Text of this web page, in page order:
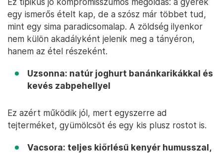
egy ismerős ételt kap, de a szósz már többet tud,
mint egy sima paradicsomalap. A zöldség ilyenkor
nem külön akadályként jelenik meg a tányéron,
hanem az étel részeként.
Uzsonna: natúr joghurt banánkarikákkal és
kevés zabpehellyel
Ez azért működik jól, mert egyszerre ad
tejterméket, gyümölcsöt és egy kis plusz rostot is.
Vacsora: teljes kiőrlésű kenyér humusszal,